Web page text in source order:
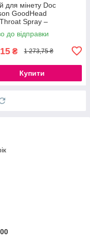
для мінету Doc
GoodHead
Spray –
59 мл для
мінета
до відправки
₴ 1 273,75 ₴
Купити